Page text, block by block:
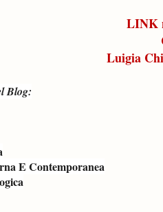
LINK
Luigia
Blog:
E Contemporanea